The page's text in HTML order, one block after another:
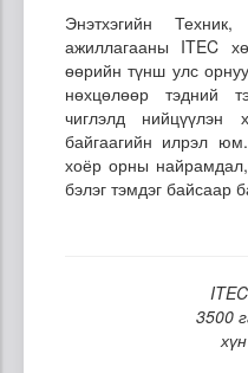
Энэтхэгийн
ажиллагааны ITEC
өөрийн түнш улс
нөхцөлөөр тэдний
чиглэлд нийцүүлэн
байгаагийн илрэл
хоёр орны
бэлэг тэмдэг байсаар
3500